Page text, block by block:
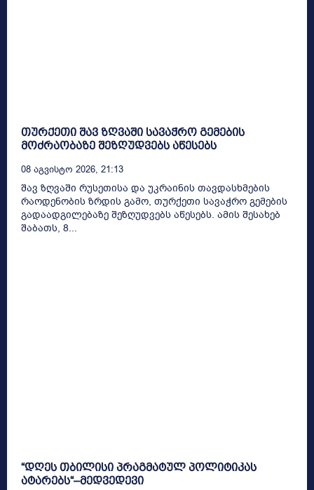
თურქეთი შავ ზღვაში სავაჭრო გემების
მოძრაობაზე შეზღუდვებს აწესებს
08 Აგვისტო 2026, 21:13
შავ ზღვაში რუსეთისა და უკრაინის თავდასხმების
რაოდენობის ზრდის გამო, თურქეთი სავაჭრო გემების
გადაადგილებაზე შეზღუდვებს აწესებს. ამის შესახებ
შაბათს, 8...
“დღეს თბილისი პრაგმატულ პოლიტიკას
ატარებს“–მედვედევი